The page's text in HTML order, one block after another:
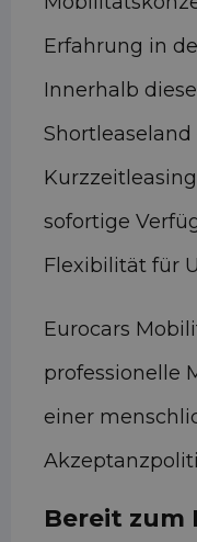
Erfahrung in
Innerhalb
sofortige
Flexibilität für
Eurocars
professionelle
einer
Bereit zum